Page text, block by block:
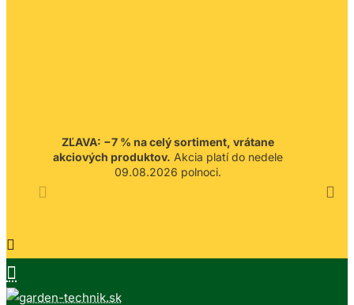
ZĽAVA: −7 % na celý sortiment, vrátane
akciových produktov. Akcia platí do nedele
09.08.2026 polnoci.